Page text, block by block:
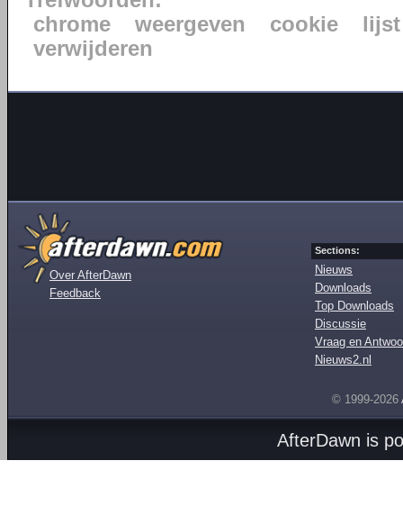
chrome
weergeven cookie
lijst
verwijderen
Over AfterDawn
Feedback
Sections:
Nieuws
Downloads
Top Downloads
Discussie
Vraag en
Nieuws2.nl
© 1999-2026
AfterDawn is